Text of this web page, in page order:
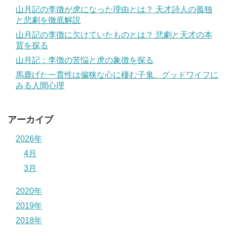
山月記の李徴が虎になった理由とは？ 天才詩人の孤独
と悲劇を徹底解説
山月記の李徴に欠けていたものとは？ 悲劇と天才の本
質を探る
山月記：李徴の苦悩と虎の象徴を探る
馬鹿げた一貫性は偏狭な心に棲む子鬼、グッドワイフに
みる人間心理
アーカイブ
2026年
4月
3月
2020年
2019年
2018年